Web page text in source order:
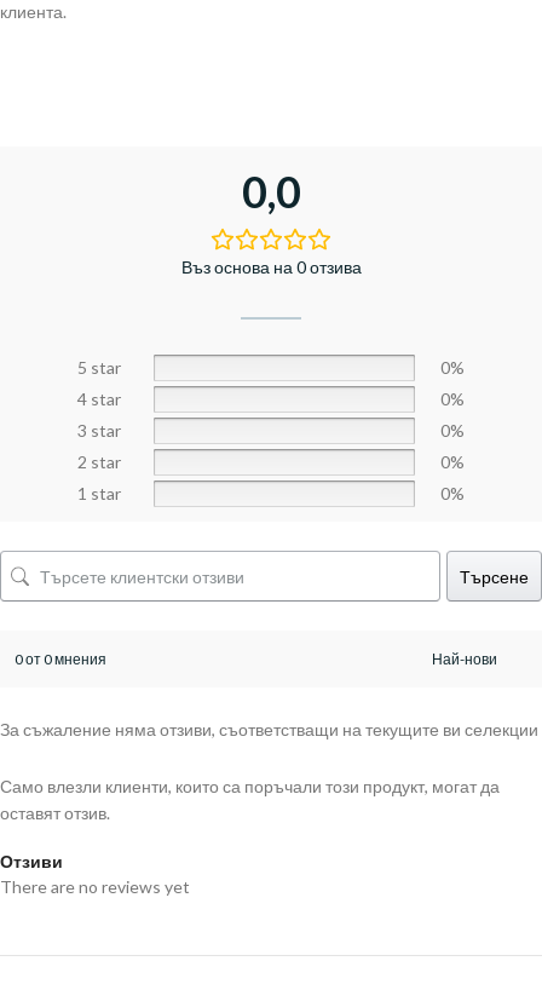
клиента.
0,0
Въз основа на 0 отзива
5 star
0%
4 star
0%
3 star
0%
2 star
0%
1 star
0%
Търсене
0 от 0 мнения
За съжаление няма отзиви, съответстващи на текущите ви селекции
Отзиви
There are no reviews yet
Само влезли клиенти, които са поръчали този продукт, могат да
оставят отзив.